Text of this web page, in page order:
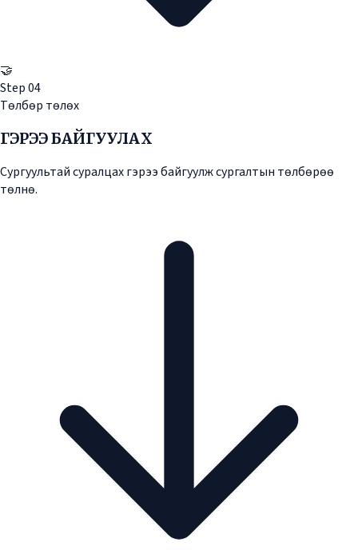
🤝
Step04
Төлбөр төлөх
ГЭРЭЭ БАЙГУУЛАХ
Сургуультай суралцах гэрээ байгуулж сургалтын төлбөрөө
төлнө.